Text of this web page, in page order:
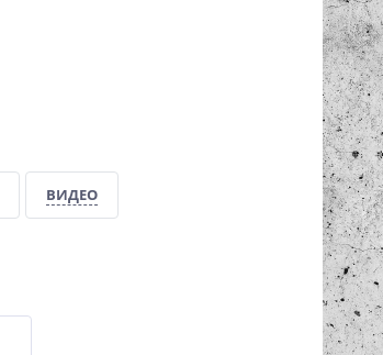
ВИДЕО